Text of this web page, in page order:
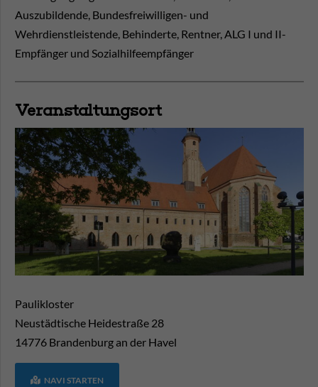
Auszubildende, Bundesfreiwilligen- und
Wehrdienstleistende, Behinderte, Rentner, ALG I und II-
Empfänger und Sozialhilfeempfänger
Veranstaltungsort
Paulikloster
Neustädtische Heidestraße 28
14776 Brandenburg an der Havel
NAVI STARTEN